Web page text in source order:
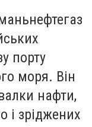
порту
моря. Він
нафти,
і зріджених